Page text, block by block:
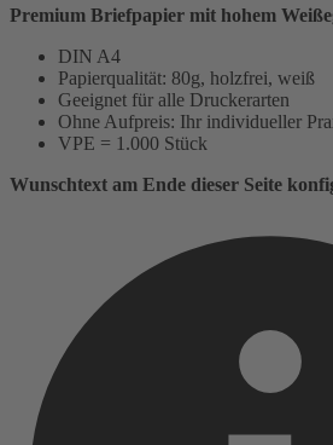
Premium Briefpapier mit hohem
DIN A4
Papierqualität: 80g, holzfrei, weiß
Geeignet für alle Druckerarten
Ohne Aufpreis: Ihr individueller
VPE = 1.000 Stück
Wunschtext am Ende dieser Seite